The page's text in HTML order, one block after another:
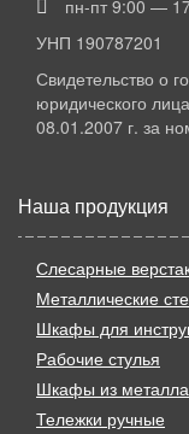
пн-пт 9:00 —
УНП 190787201
Свидетельство о
юридического
08.01.2007 г. за
Наша продукция
Слесарные
Металлические
Шкафы для
Рабочие стулья
Шкафы из металла
Тележки ручные